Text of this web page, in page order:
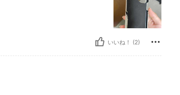
いいね！ (2)